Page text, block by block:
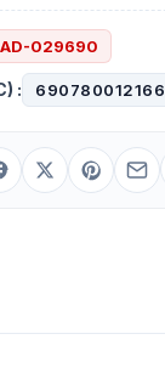
029690
: 690780012166